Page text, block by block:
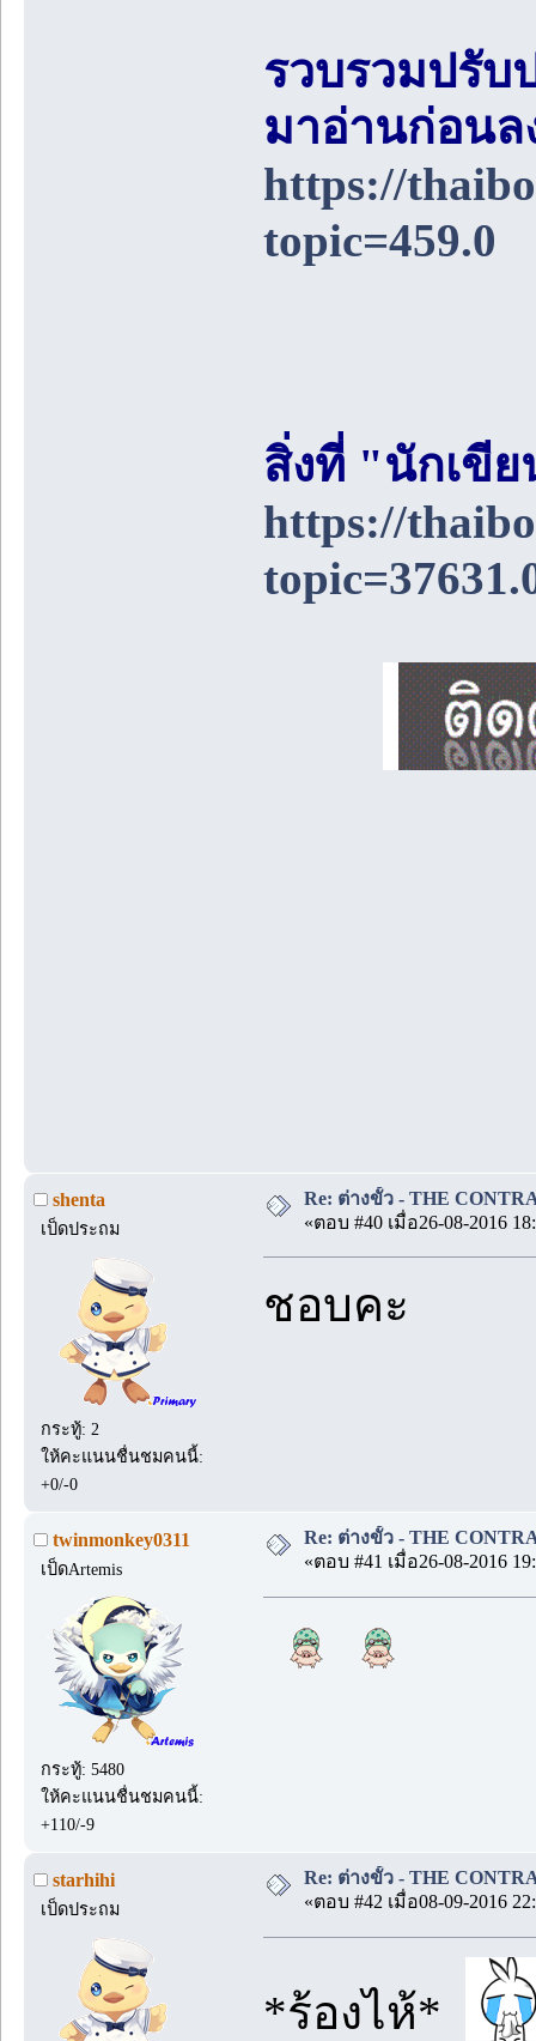
รวบรวมปรับ
มาอ่านก่อน
https://
topic=459.0
สิ่งที่ "นักเขี
https://
shenta
เป็ดประถม
กระทู้: 2
ให้คะแนนชื่นชมคนนี้:
+0/-0
Re: ต่างขั้ว - THE
«ตอบ #40 เมื่อ26-08-2016
ชอบคะ
twinmonkey0311
เป็ดArtemis
กระทู้: 5480
ให้คะแนนชื่นชมคนนี้:
+110/-9
Re: ต่างขั้ว - THE
«ตอบ #41 เมื่อ26-08-2016
starhihi
เป็ดประถม
Re: ต่างขั้ว - THE
«ตอบ #42 เมื่อ08-09-2016
*ร้องไห้*